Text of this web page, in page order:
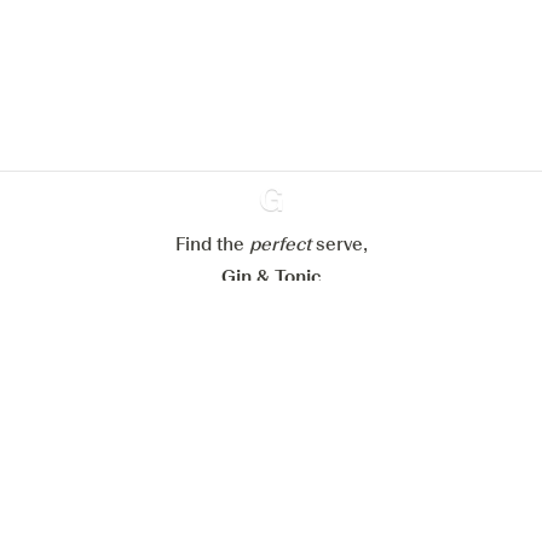
Ginventory
Find the perfectserve,
Gin & Tonic